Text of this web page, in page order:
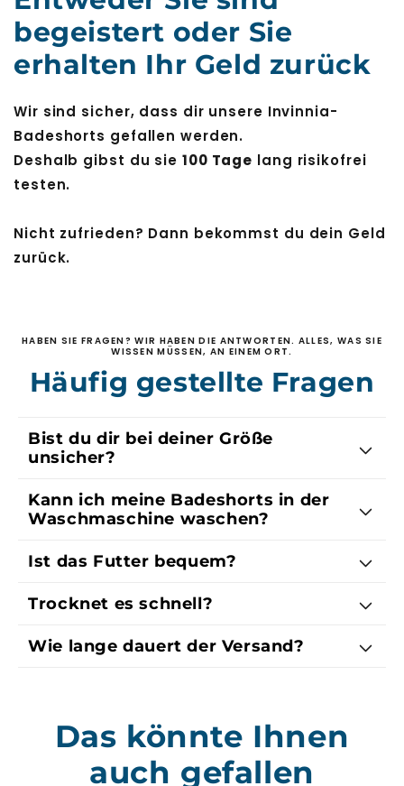
begeistert oder Sie
erhalten Ihr Geld zurück
Wir sind sicher, dass dir unsere Invinnia-
Badeshorts gefallen werden.
Deshalb gibst du sie 100 Tage lang risikofrei
testen.
Nicht zufrieden? Dann bekommst du dein Geld
zurück.
HABEN SIE FRAGEN? WIR HABEN DIE ANTWORTEN. ALLES, WAS SIE
WISSEN MÜSSEN, AN EINEM ORT.
Häufig gestellte Fragen
Bist du dir bei deiner Größe
unsicher?
Kann ich meine Badeshorts in der
Waschmaschine waschen?
Ist das Futter bequem?
Trocknet es schnell?
Wie lange dauert der Versand?
Das könnte Ihnen
auch gefallen